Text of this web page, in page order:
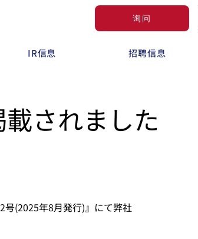
询问
IR信息 招聘信息
されました
号(2025年8月発行)』にて弊社